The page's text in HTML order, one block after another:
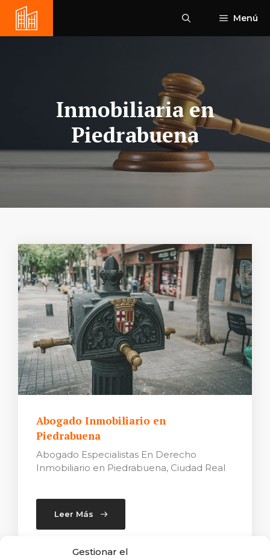
Gestionar el
Saltar
contenido
Menú
Inmobiliaria en
Piedrabuena
Abogado Inmobiliario en
Piedrabuena
Abogado Especialistas En Derecho
Inmobiliario en Piedrabuena, Ciudad Real
Leer Más